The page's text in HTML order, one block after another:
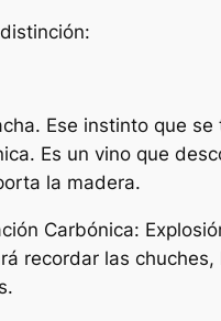
Ese instinto que
Es un vino que
la madera.
Carbónica:
recordar las